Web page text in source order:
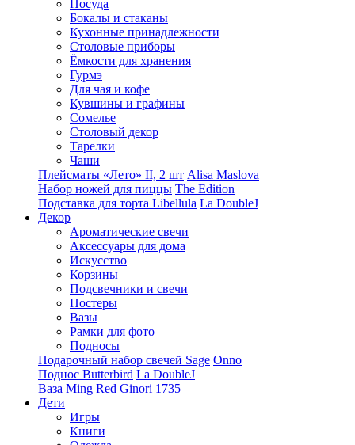
Посуда
Бокалы и стаканы
Кухонные принадлежности
Столовые приборы
Ëмкости для хранения
Гурмэ
Для чая и кофе
Кувшины и графины
Сомелье
Столовый декор
Тарелки
Чаши
Плейсматы «Лето» II, 2 шт Alisa Maslova
Набор ножей для пиццы The Edition
Подставка для торта Libellula La DoubleJ
Декор
Ароматические свечи
Аксессуары для дома
Искусство
Корзины
Подсвечники и свечи
Постеры
Вазы
Рамки для фото
Подносы
Подарочный набор свечей Sage Onno
Поднос Butterbird La DoubleJ
Ваза Ming Red Ginori 1735
Дети
Игры
Книги